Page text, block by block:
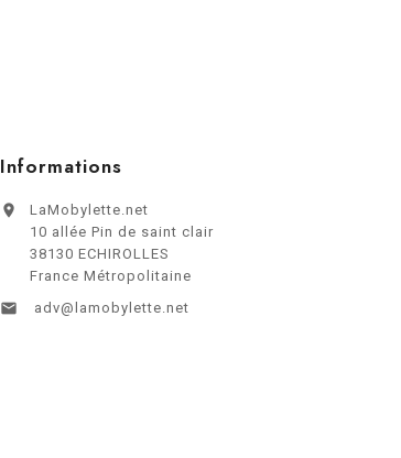
Informations

LaMobylette.net
10 allée Pin de saint clair
38130 ECHIROLLES
France Métropolitaine
 adv@lamobylette.net